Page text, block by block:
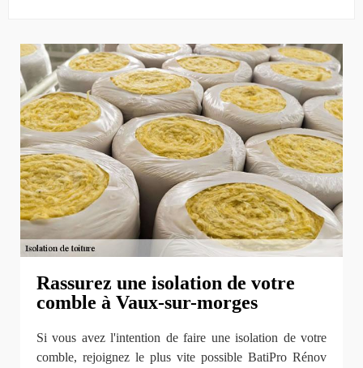
Rassurez une isolation de votre
comble à Vaux-sur-morges
Si vous avez l'intention de faire une isolation de votre
comble, rejoignez le plus vite possible BatiPro Rénov